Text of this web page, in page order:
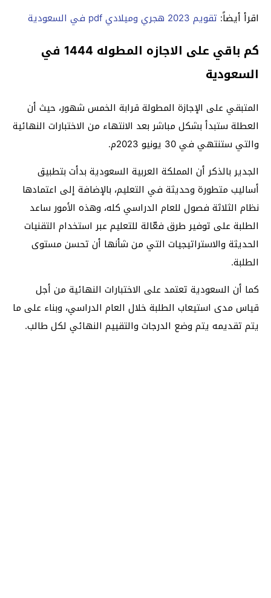
اقرأ أيضاً: تقويم 2023 هجري وميلادي pdf في السعودية
كم باقي على الاجازه المطوله 1444 في
السعودية
المتبقي على الإجازة المطولة قرابة الخمس شهور، حيث أن
العطلة ستبدأ بشكل مباشر بعد الانتهاء من الاختبارات النهائية
والتي ستنتهي في 30 يونيو 2023م.
الجدير بالذكر أن المملكة العربية السعودية بدأت بتطبيق
أساليب متطورة وحديثة في التعليم، بالإضافة إلى اعتمادها
نظام الثلاثة فصول للعام الدراسي كله، وهذه الأمور ساعد
الطلبة على توفير طرق فعّالة للتعليم عبر استخدام التقنيات
الحديثة والاستراتيجيات التي من شأنها أن تحسن مستوى
الطلبة.
كما أن السعودية تعتمد على الاختبارات النهائية من أجل
قياس مدى استيعاب الطلبة خلال العام الدراسي، وبناء على ما
يتم تقديمه يتم وضع الدرجات والتقييم النهائي لكل طالب.